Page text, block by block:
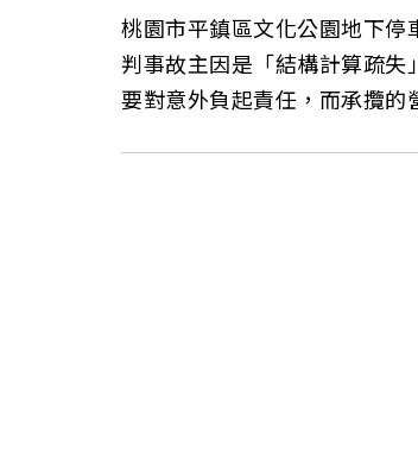
桃園市平鎮區文化公園地下
判事故主因是「結構計算疏
要對意外負起責任，而承攬的